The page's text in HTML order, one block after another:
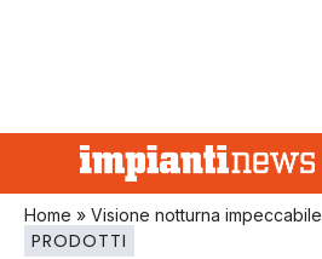
Home » Visione notturna impeccabile
PRODOTTI